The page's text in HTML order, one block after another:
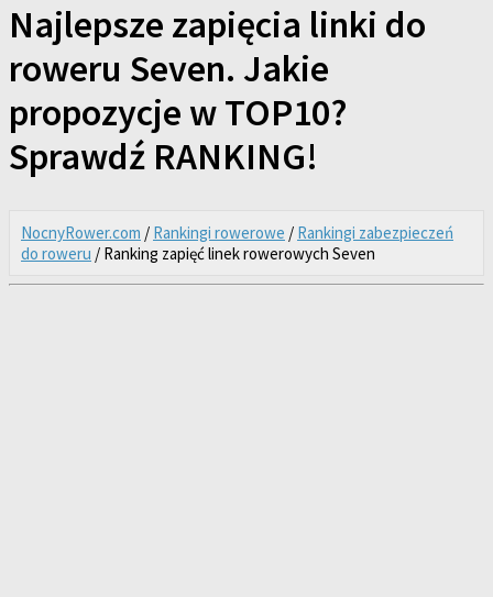
Najlepsze zapięcia linki do
roweru Seven. Jakie
propozycje w TOP10?
Sprawdź RANKING!
NocnyRower.com / Rankingi rowerowe / Rankingi zabezpieczeń
do roweru / Ranking zapięć linek rowerowych Seven